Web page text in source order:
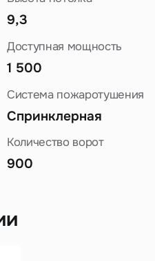
9,3
Доступная мощность
1 500
Система пожаротушения
Спринклерная
Количество ворот
900